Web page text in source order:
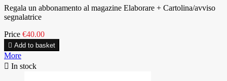
Regala un abbonamento al magazine Elaborare + Cartolina/avviso
segnalatrice
Price €40.00
 Add to basket
More
 In stock